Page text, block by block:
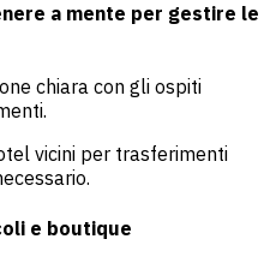
a mente per gestire le
chiara con gli ospiti
vicini per trasferimenti
e boutique